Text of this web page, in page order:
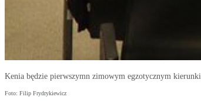
Kenia będzie pierwszymn zimowym egzotycznym
Foto: Filip Frydrykiewicz